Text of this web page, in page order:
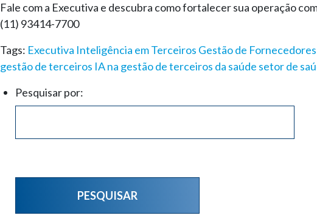
Fale com a Executiva e descubra como fortalecer sua operação
(11) 93414-7700
Tags: Executiva Inteligência em Terceiros Gestão de Fornecedores
gestão de terceiros IA na gestão de terceiros da saúde setor de
Pesquisar por: